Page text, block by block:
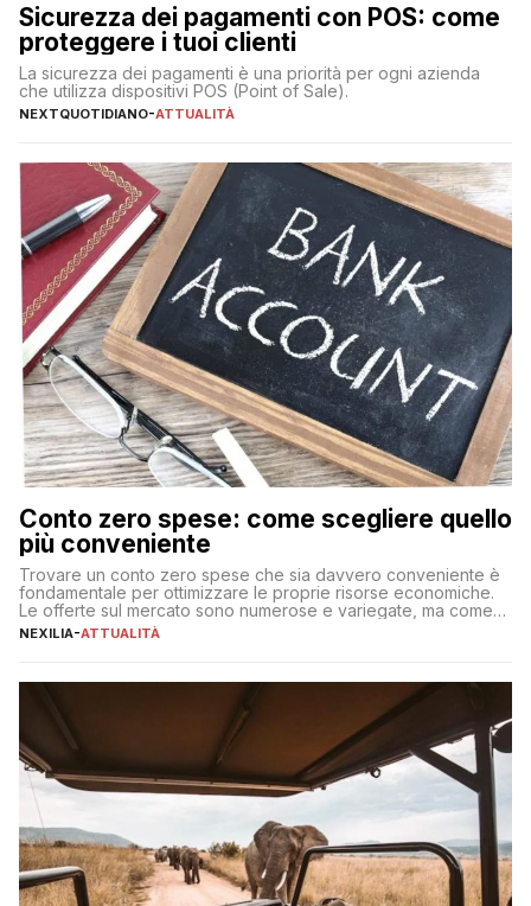
Sicurezza dei pagamenti con POS: come
proteggere i tuoi clienti
La sicurezza dei pagamenti è una priorità per ogni azienda
che utilizza dispositivi POS (Point of Sale).
NEXTQUOTIDIANO-ATTUALITÀ
Conto zero spese: come scegliere quello
più conveniente
Trovare un conto zero spese che sia davvero conveniente è
fondamentale per ottimizzare le proprie risorse economiche.
Le offerte sul mercato sono numerose e variegate, ma come
individuare quella più adatta alle proprie esigenze senza
sul […]
NEXILIA-ATTUALITÀ